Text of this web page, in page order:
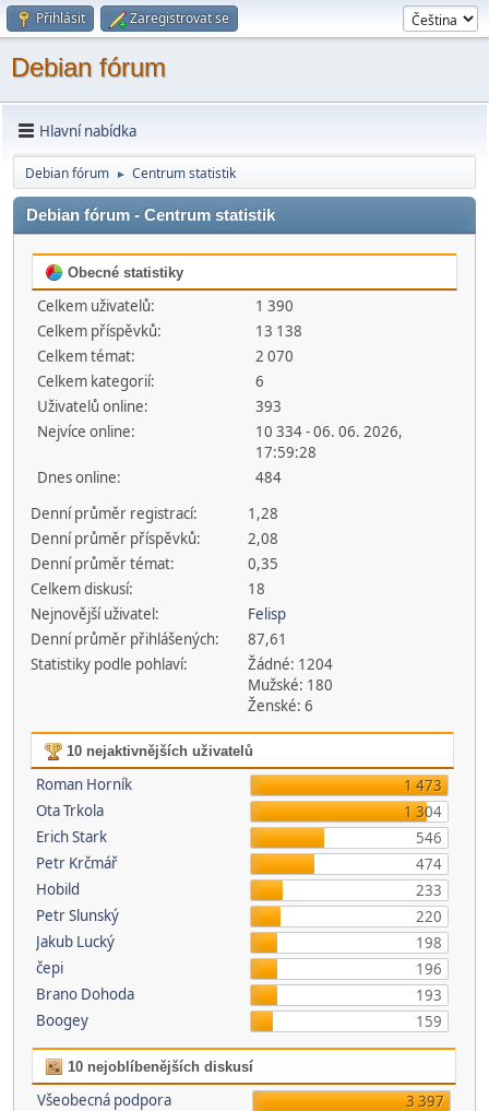
Přihlásit Zaregistrovat se
Debian fórum
Hlavní nabídka
Debian fórum ► Centrum statistik
Debian fórum - Centrum statistik
Obecné statistiky
Celkem uživatelů:
1 390
Celkem příspěvků:
13 138
Celkem témat:
2 070
Celkem kategorií:
6
Uživatelů online:
393
Nejvíce online:
10 334 - 06. 06. 2026,
17:59:28
Dnes online:
484
Denní průměr registrací:
1,28
Denní průměr příspěvků:
2,08
Denní průměr témat:
0,35
Celkem diskusí:
18
Nejnovější uživatel:
Felisp
Denní průměr přihlášených:
87,61
Statistiky podle pohlaví:
Žádné: 1204
Mužské: 180
Ženské: 6
10 nejaktivnějších uživatelů
Roman Horník
1 473
Ota Trkola
1 304
Erich Stark
546
Petr Krčmář
474
Hobild
233
Petr Slunský
220
Jakub Lucký
198
čepi
196
Brano Dohoda
193
Boogey
159
10 nejoblíbenějších diskusí
Všeobecná podpora
3 397